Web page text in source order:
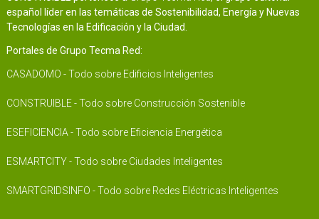
español líder en las temáticas de Sostenibilidad, Energía y Nuevas
Tecnologías en la Edificación y la Ciudad.
Portales de Grupo Tecma Red:
CASADOMO - Todo sobre Edificios Inteligentes
CONSTRUIBLE - Todo sobre Construcción Sostenible
ESEFICIENCIA - Todo sobre Eficiencia Energética
ESMARTCITY - Todo sobre Ciudades Inteligentes
SMARTGRIDSINFO - Todo sobre Redes Eléctricas Inteligentes